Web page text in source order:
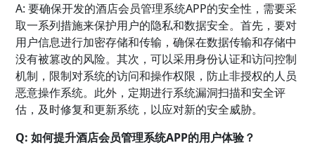
A: 要确保开发的酒店会员管理系统APP的安全性，需要采
取一系列措施来保护用户的隐私和数据安全。首先，要对
用户信息进行加密存储和传输，确保在数据传输和存储中
没有被篡改的风险。其次，可以采用身份认证和访问控制
机制，限制对系统的访问和操作权限，防止非授权的人员
恶意操作系统。此外，定期进行系统漏洞扫描和安全评
估，及时修复和更新系统，以应对新的安全威胁。
Q: 如何提升酒店会员管理系统APP的用户体验？